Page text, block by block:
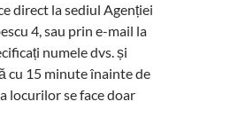
direct la sediul Agenției
4, sau prin e-mail la
numele dvs. și
cu 15 minute înainte de
locurilor se face doar